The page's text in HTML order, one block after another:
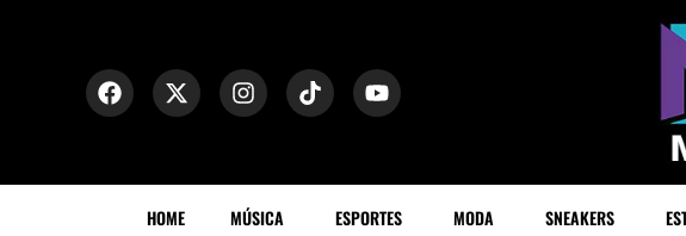
HOME MÚSICA ESPORTES MODA SNEAKERS